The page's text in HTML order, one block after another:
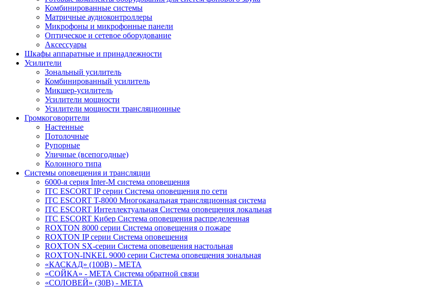
Комбинированные системы
Матричные аудиоконтроллеры
Микрофоны и микрофонные панели
Оптическое и сетевое оборудование
Аксессуары
Шкафы аппаратные и принадлежности
Усилители
Зональный усилитель
Комбинированный усилитель
Микшер-усилитель
Усилители мощности
Усилители мощности трансляционные
Громкоговорители
Настенные
Потолочные
Рупорные
Уличные (всепогодные)
Колонного типа
Системы оповещения и трансляции
6000-я серия Inter-M система оповещения
ITC ESCORT IP серии Система оповещения по сети
ITC ESCORT T-8000 Многоканальная трансляционная система
ITC ESCORT Интеллектуальная Система оповещения локальная
ITC ESCORT Кибер Система оповещения распределенная
ROXTON 8000 серии Система оповещения о пожаре
ROXTON IP серии Система оповещения
ROXTON SX-серии Система оповещения настольная
ROXTON-INKEL 9000 серии Система оповещения зональная
«КАСКАД» (100В) - МЕТА
«СОЙКА» - МЕТА Система обратной связи
«СОЛОВЕЙ» (30В) - МЕТА